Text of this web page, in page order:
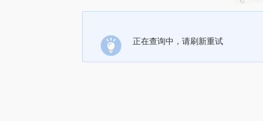
正在查询中，请刷新重试